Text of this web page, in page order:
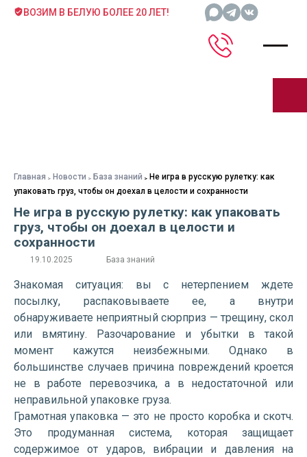
ВОЗИМ В БЕЛУЮ БОЛЕЕ 20 ЛЕТ!
Главная Новости База знаний
Не игра в русскую рулетку: как
упаковать груз, чтобы он доехал в целости и сохранности
Не игра в русскую рулетку: как упаковать
груз, чтобы он доехал в целости и
сохранности
19.10.2025 База знаний
Знакомая ситуация: вы с нетерпением ждете
посылку, распаковываете ее, а внутри
обнаруживаете неприятный сюрприз — трещину, скол
или вмятину. Разочарование и убытки в такой
момент кажутся неизбежными. Однако в
большинстве случаев причина повреждений кроется
не в работе перевозчика, а в недостаточной или
неправильной упаковке груза.
Грамотная упаковка — это не просто коробка и скотч.
Это продуманная система, которая защищает
содержимое от ударов, вибрации и давления на